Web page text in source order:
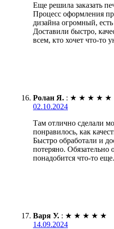
Еще решила заказать
Процесс оформления
дизайна огромный,
Доставили быстро,
всем, кто хочет что-то
Ролан Я. : ★ ★ ★ ★ ★
02.10.2024
Там отлично сделали
понравилось, как
Быстро обработали и
потеряно. Обязательно
понадобится что-то
Варя У. : ★ ★ ★ ★ ★
14.09.2024